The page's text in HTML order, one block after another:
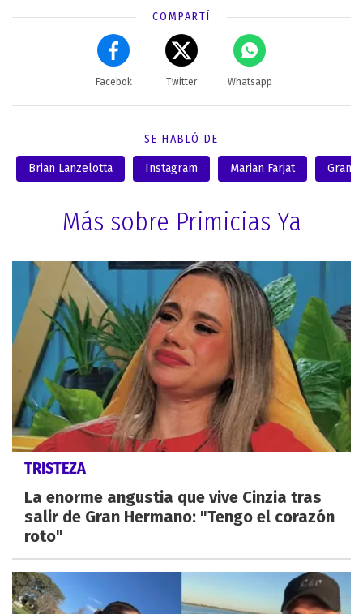
COMPARTÍ
Facebok Twitter Whatsapp
SE HABLÓ DE
Brian Lanzelotta Instagram Marian Farjat Gran
Más sobre Primicias Ya
TRISTEZA
La enorme angustia que vive Cinzia tras
salir de Gran Hermano: "Tengo el corazón
roto"